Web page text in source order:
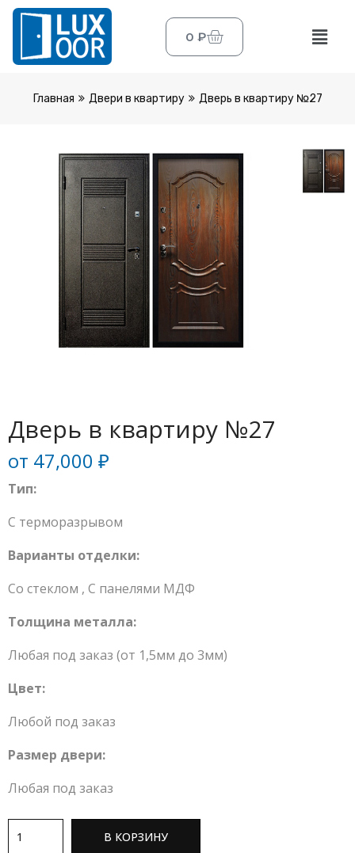
0 ₽
Главная Двери в квартиру Дверь в квартиру №27
Дверь в квартиру №27
от 47,000 ₽
Тип:
С терморазрывом
Варианты отделки:
Со стеклом , С панелями МДФ
Толщина металла:
Любая под заказ (от 1,5мм до 3мм)
Цвет:
Любой под заказ
Размер двери:
Любая под заказ
В КОРЗИНУ